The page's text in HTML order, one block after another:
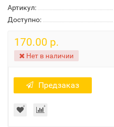
Артикул:
Доступно:
170.00 р.
Нет в наличии
Предзаказ